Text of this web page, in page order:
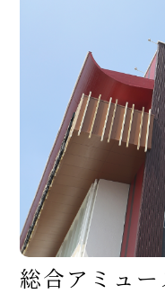
総合ア ミ ュ ー